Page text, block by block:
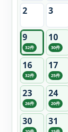
2 3
9
32件
10
30件
16
32件
17
25件
23
26件
24
20件
30 31